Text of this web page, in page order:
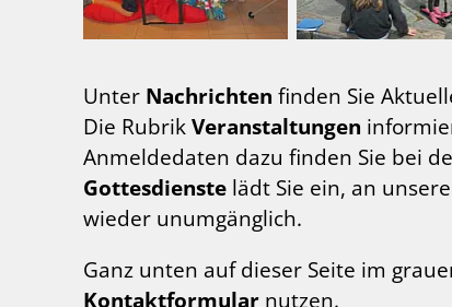
Unter Nachrichten finden Sie
Die RubrikVeranstaltungen
Anmeldedaten dazu finden Sie bei
Gottesdienste lädt Sie ein, an
wieder unumgänglich.
Ganz unten auf dieser Seite im
Kontaktformular nutzen.